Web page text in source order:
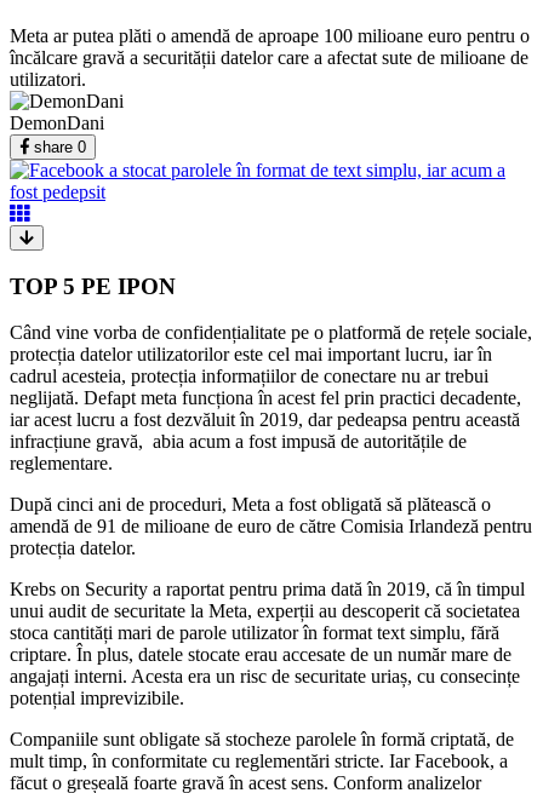
Meta ar putea plăti o amendă de aproape 100 milioane euro pentru o
încălcare gravă a securității datelor care a afectat sute de milioane de
utilizatori.
DemonDani
share 0
TOP 5 PE IPON
Când vine vorba de confidențialitate pe o platformă de rețele sociale,
protecția datelor utilizatorilor este cel mai important lucru, iar în
cadrul acesteia, protecția informațiilor de conectare nu ar trebui
neglijată. Defapt meta funcționa în acest fel prin practici decadente,
iar acest lucru a fost dezvăluit în 2019, dar pedeapsa pentru această
infracțiune gravă, abia acum a fost impusă de autoritățile de
reglementare.
După cinci ani de proceduri, Meta a fost obligată să plătească o
amendă de 91 de milioane de euro de către Comisia Irlandeză pentru
protecția datelor.
Krebs on Security a raportat pentru prima dată în 2019, că în timpul
unui audit de securitate la Meta, experții au descoperit că societatea
stoca cantități mari de parole utilizator în format text simplu, fără
criptare. În plus, datele stocate erau accesate de un număr mare de
angajați interni. Acesta era un risc de securitate uriaș, cu consecințe
potențial imprevizibile.
Companiile sunt obligate să stocheze parolele în formă criptată, de
mult timp, în conformitate cu reglementări stricte. Iar Facebook, a
făcut o greșeală foarte gravă în acest sens. Conform analizelor